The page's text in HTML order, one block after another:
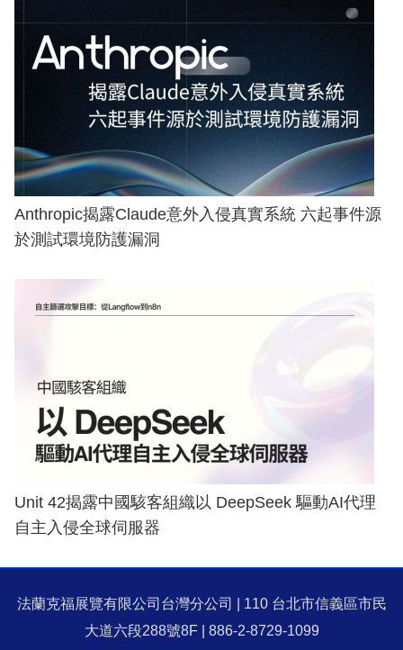
Anthropic揭露Claude意外入侵真實系統 六起事件源
於測試環境防護漏洞
Unit 42揭露中國駭客組織以 DeepSeek 驅動AI代理
自主入侵全球伺服器
法蘭克福展覽有限公司台灣分公司 | 110 台北市信義區市民
大道六段288號8F | 886-2-8729-1099